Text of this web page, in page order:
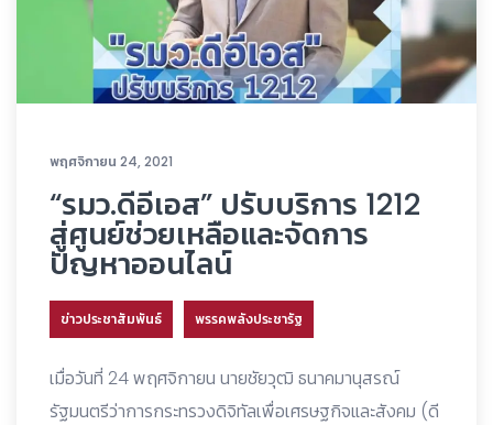
พฤศจิกายน 24, 2021
“รมว.ดีอีเอส” ปรับบริการ 1212
สู่ศูนย์ช่วยเหลือและจัดการ
ปัญหาออนไลน์
ข่าวประชาสัมพันธ์ พรรคพลังประชารัฐ
เมื่อวันที่ 24 พฤศจิกายน นายชัยวุฒิ ธนาคมานุสรณ์
รัฐมนตรีว่าการกระทรวงดิจิทัลเพื่อเศรษฐกิจและสังคม (ดี